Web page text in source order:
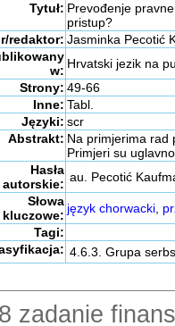
Tytuł: Prevođenje
pristup?
redaktor: Jasminka Pecotić
w: Hrvatski jezik na
Strony: 49-66
Inne: Tabl.
Języki: scr
Abstrakt: Na primjerima rad
Primjeri su
Hasła
autorskie: au. Pecotić
Słowa
kluczowe: język chorwacki,
Tagi:
4.6.3. Grupa
zadanie